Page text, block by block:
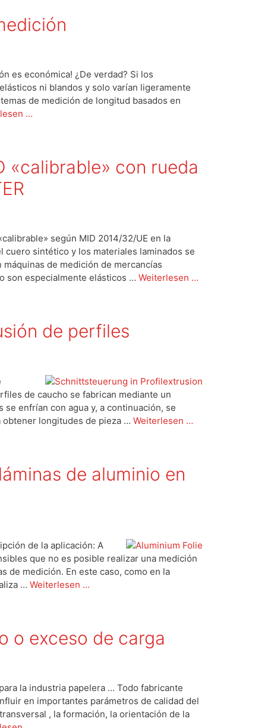
es económica! ¿De verdad? Si los
ni blandos y solo varían ligeramente
de medición de longitud basados en
…
«calibrable» con rueda
según MID 2014/32/UE en la
sintético y los materiales laminados se
de medición de mercancías
son especialmente elásticos … Weiterlesen …
de perfiles
de caucho se fabrican mediante un
enfrían con agua y, a continuación, se
obtener longitudes de pieza … Weiterlesen …
de aluminio en
de la aplicación: A
que no es posible realizar una medición
de medición. En este caso, como en la
… Weiterlesen …
o exceso de carga
la industria papelera … Todo fabricante
en importantes parámetros de calidad del
, la formación, la orientación de la